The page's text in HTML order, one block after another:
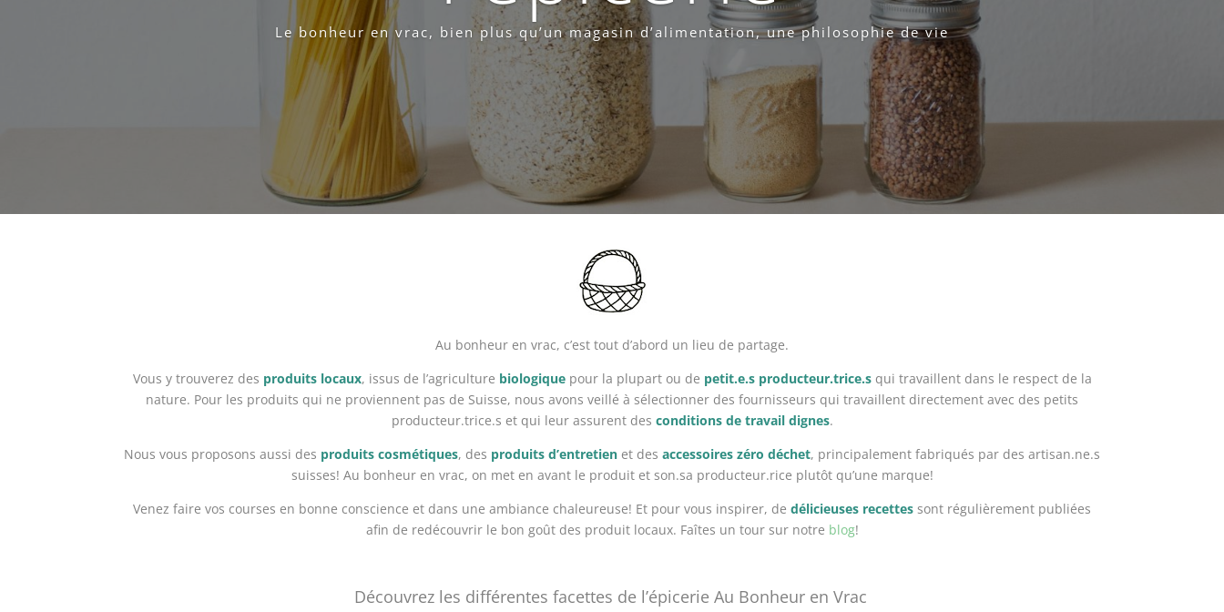
Le bonheur en vrac, bien plus qu’un magasin d’alimentation, une philosophie de vie
Au bonheur en vrac, c’est tout d’abord un lieu de partage.
Vous y trouverez des produits locaux, issus de l’agriculture biologiquepour la plupart ou de petit.e.s producteur.trice.squi travaillent dans le respect de la
nature. Pour les produits qui ne proviennent pas de Suisse, nous avons veillé à sélectionner des fournisseurs qui travaillent directement avec des petits
producteur.trice.s et qui leur assurent des conditions de travail dignes.
Nous vous proposons aussi des produits cosmétiques, des produits d’entretien et des accessoires zéro déchet, principalement fabriqués par des artisan.ne.s
suisses! Au bonheur en vrac, on met en avant le produit et son.sa producteur.rice plutôt qu’une marque!
Venez faire vos courses en bonne conscience et dans une ambiance chaleureuse! Et pour vous inspirer, de délicieuses recettes sont régulièrement publiées
afin de redécouvrir le bon goût des produit locaux. Faîtes un tour sur notre blog!
Découvrez les différentes facettes de l’épicerie Au Bonheur en Vrac